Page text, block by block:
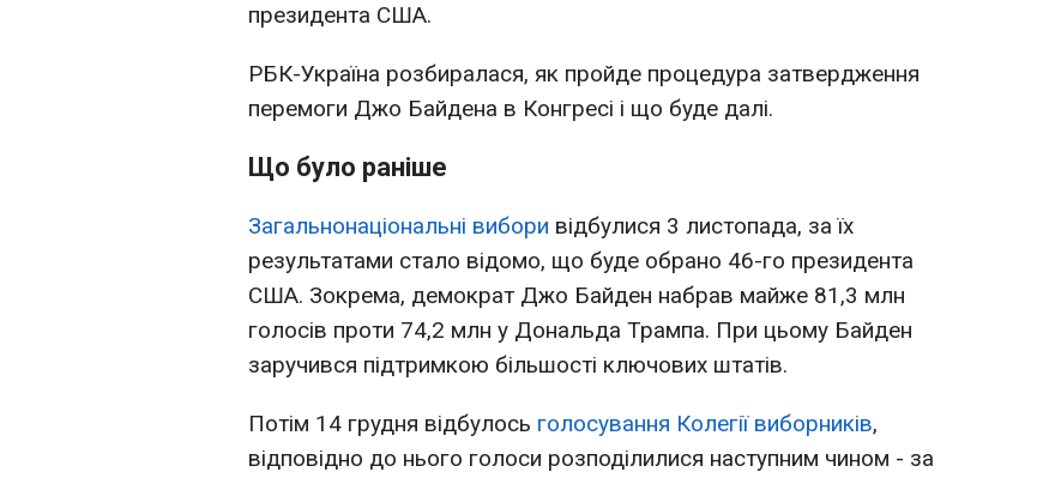
президента США.
РБК-Україна розбиралася, як пройде процедура затвердження
перемоги Джо Байдена в Конгресі і що буде далі.
Що було раніше
Загальнонаціональні вибори відбулися 3 листопада, за їх
результатами стало відомо, що буде обрано 46-го президента
США. Зокрема, демократ Джо Байден набрав майже 81,3 млн
голосів проти 74,2 млн у Дональда Трампа. При цьому Байден
заручився підтримкою більшості ключових штатів.
Потім 14 грудня відбулось голосування Колегії виборників,
відповідно до нього голоси розподілилися наступним чином - за